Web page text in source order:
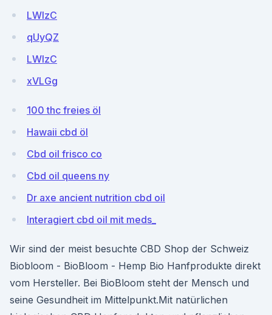
LWlzC
qUyQZ
LWlzC
xVLGg
100 thc freies öl
Hawaii cbd öl
Cbd oil frisco co
Cbd oil queens ny
Dr axe ancient nutrition cbd oil
Interagiert cbd oil mit meds_
Wir sind der meist besuchte CBD Shop der Schweiz
Biobloom - BioBloom - Hemp Bio Hanfprodukte direkt
vom Hersteller. Bei BioBloom steht der Mensch und
seine Gesundheit im Mittelpunkt.Mit natürlichen